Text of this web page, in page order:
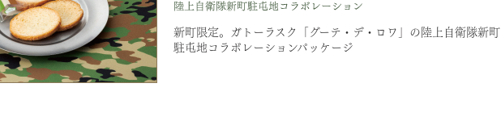
新町限定。ガトーラスク「グーテ・デ・ロワ」の陸上自衛隊新町
駐屯地コラボレーションパッケージ